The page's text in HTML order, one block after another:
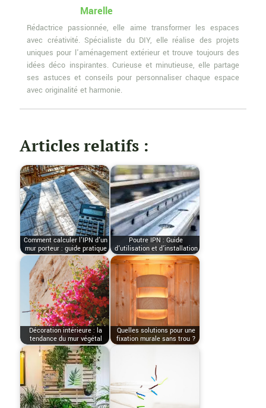
Marelle
Rédactrice passionnée, elle aime transformer les espaces
avec créativité. Spécialiste du DIY, elle réalise des projets
uniques pour l'aménagement extérieur et trouve toujours des
idées déco inspirantes. Curieuse et minutieuse, elle partage
ses astuces et conseils pour personnaliser chaque espace
avec originalité et harmonie.
Articles relatifs :
Comment calculer l'IPN d'un
mur porteur : guide pratique
Poutre IPN : Guide
d’utilisation et d’installation
Décoration intérieure : la
tendance du mur végétal
Quelles solutions pour une
fixation murale sans trou ?